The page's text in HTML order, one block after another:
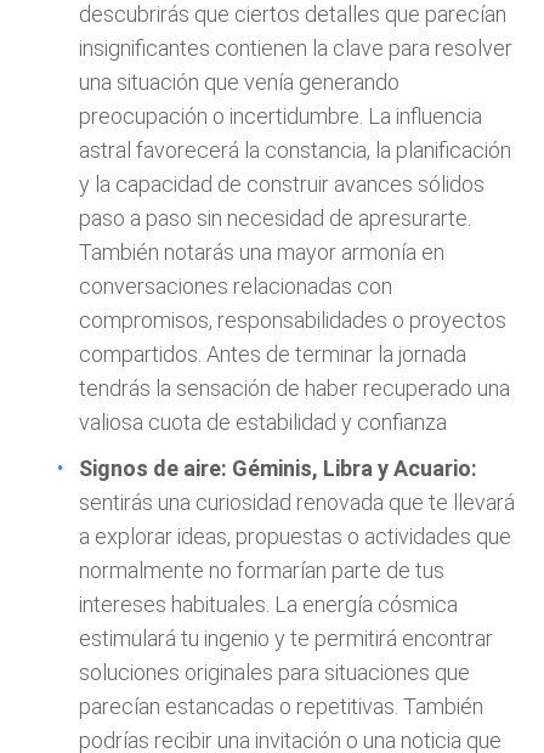
descubrirás que ciertos detalles que parecían
insignificantes contienen la clave para resolver
una situación que venía generando
preocupación o incertidumbre. La influencia
astral favorecerá la constancia, la planificación
y la capacidad de construir avances sólidos
paso a paso sin necesidad de apresurarte.
También notarás una mayor armonía en
conversaciones relacionadas con
compromisos, responsabilidades o proyectos
compartidos. Antes de terminar la jornada
tendrás la sensación de haber recuperado una
valiosa cuota de estabilidad y confianza
Signos de aire: Géminis, Libra y Acuario:
sentirás una curiosidad renovada que te llevará
a explorar ideas, propuestas o actividades que
normalmente no formarían parte de tus
intereses habituales. La energía cósmica
estimulará tu ingenio y te permitirá encontrar
soluciones originales para situaciones que
parecían estancadas o repetitivas. También
podrías recibir una invitación o una noticia que